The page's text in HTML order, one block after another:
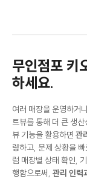
무인점포 키
하세요.
여러 매장을 운영하거
트뷰를 통해 더 큰 생
뷰 기능을 활용하면 관
링하고, 문제 상황을
럼 매장별 상태 확인,
행함으로써, 관리 인력